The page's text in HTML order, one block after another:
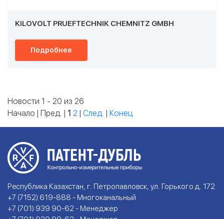
KILOVOLT PRUEFTECHNIK CHEMNITZ GMBH
Подробнее
Новости 1 - 20 из 26
Начало | Пред. | 1 2 | След. | Конец
Республика Казахстан, г. Петропавловск, ул. Горького д. 172
+7 (7152) 619-888 - Многоканальный
+7 (701) 939 90-62 - Менеджер